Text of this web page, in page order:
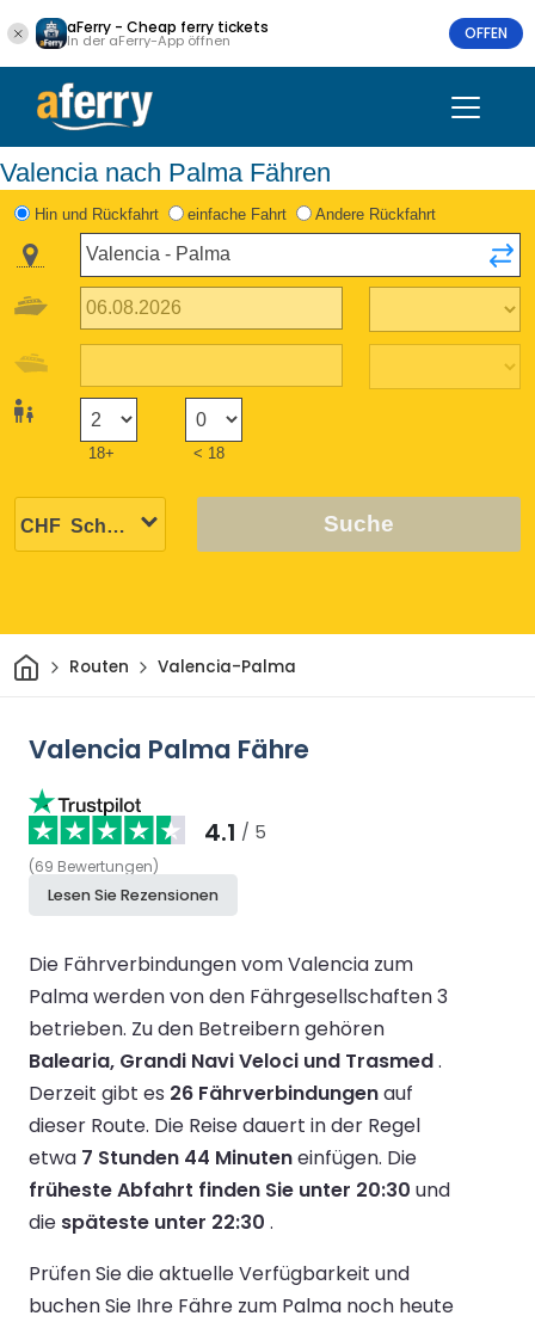
aFerry - Cheap ferry tickets
In der aFerry-App öffnen OFFEN
Valencia nach Palma Fähren
Hin und Rückfahrt einfache Fahrt Andere Rückfahrt
18+ < 18
Suche
HeimRouten Valencia-Palma
Valencia Palma Fähre
4.1 / 5
(69 Bewertungen)
Lesen Sie Rezensionen
Die Fährverbindungen vom Valencia zum
Palma werden von den Fährgesellschaften 3
betrieben. Zu den Betreibern gehören
Balearia, Grandi Navi Veloci und Trasmed.
Derzeit gibt es 26 Fährverbindungenauf
dieser Route. Die Reise dauert in der Regel
etwa 7 Stunden 44 Minuteneinfügen. Die
früheste Abfahrt finden Sie unter 20:30 und
die späteste unter 22:30 .
Prüfen Sie die aktuelle Verfügbarkeit und
buchen Sie Ihre Fähre zum Palma noch heute